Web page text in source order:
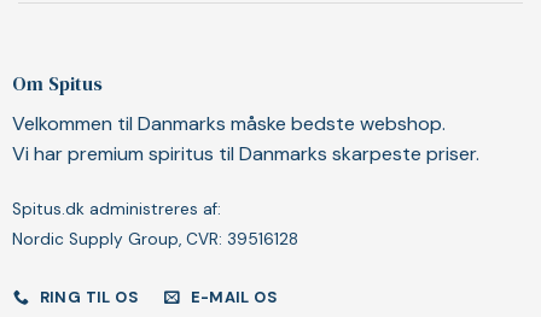
Om Spitus
Velkommen til Danmarks måske bedste webshop.
Vi har premium spiritus til Danmarks skarpeste priser.
Spitus.dk administreres af:
Nordic Supply Group, CVR: 39516128
RING TIL OS E-MAIL OS